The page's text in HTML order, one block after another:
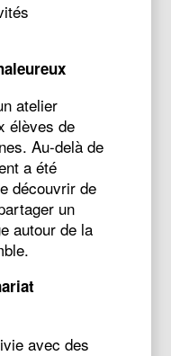
atelier
élèves de
Au-delà de
a été
découvrir de
un
autour de la
avec des